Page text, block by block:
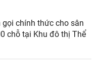
gọi chính thức cho sân
chỗ tại Khu đô thị Thể